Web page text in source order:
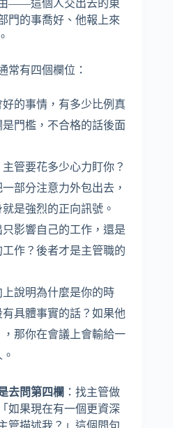
——這個人交出去的東
門的事喬好、他報上來
常有四個欄位：
好的事情，有多少比例真
門檻，不合格的話後面
主管要花多少心力盯你？
部分注意力外包出去，
是強烈的正向訊號。
只影響自己的工作，還是
作？後者才是主管職的
上說明為什麼是你的時
具體事實的話？如果他
那你在會議上會輸給一
去問第四欄 ：找主管做
如果現在有一個更資深
管描述我？」這個問句